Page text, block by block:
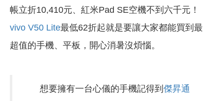
帳立折10,410元、紅米Pad SE空機不到六千元！
vivo V50 Lite最低62折起就是要讓大家都能買到最
超值的手機、平板，開心消暑沒煩惱。
想要擁有一台心儀的手機記得到 傑昇通